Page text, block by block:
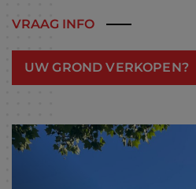
VRAAG INFO
UW GROND VERKOPEN?